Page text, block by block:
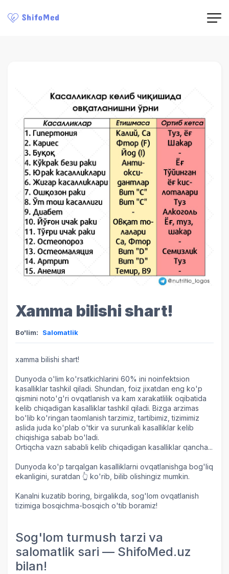
Xamma bilishi shart!
Bo'lim: Salomatlik
xamma bilishi shart!
Dunyoda o'lim ko'rsatkichlarini 60% ini noinfektsion
kasalliklar tashkil qiladi. Shundan, foiz jixatdan eng ko'p
qismini noto'g'ri ovqatlanish va kam xarakatlilik oqibatida
kelib chiqadigan kasalliklar tashkil qiladi. Bizga arzimas
bo'lib ko'ringan taomlanish tarzimiz, tartibimiz, tizimimiz
aslida juda ko'plab o'tkir va surunkali kasalliklar kelib
chiqishiga sabab bo'ladi.
Ortiqcha vazn sababli kelib chiqadigan kasalliklar qancha...
Dunyoda ko'p tarqalgan kasalliklarni ovqatlanishga bog'liq
ekanligini, suratdan 👆 ko'rib, bilib olishingiz mumkin.
Kanalni kuzatib boring, birgalikda, sog'lom ovqatlanish
tizimiga bosqichma-bosqich o'tib boramiz!
Sog'lom turmush tarzi va
salomatlik sari — ShifoMed.uz
bilan!